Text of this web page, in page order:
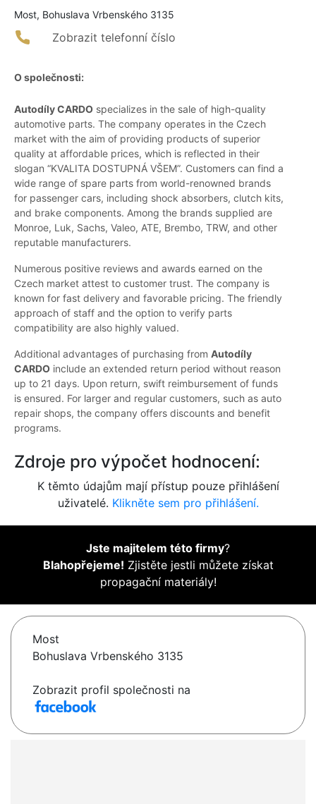
Most, Bohuslava Vrbenského 3135
Zobrazit telefonní číslo
O společnosti:
Autodíly CARDO specializes in the sale of high-quality
automotive parts. The company operates in the Czech
market with the aim of providing products of superior
quality at affordable prices, which is reflected in their
slogan “KVALITA DOSTUPNÁ VŠEM”. Customers can find a
wide range of spare parts from world-renowned brands
for passenger cars, including shock absorbers, clutch kits,
and brake components. Among the brands supplied are
Monroe, Luk, Sachs, Valeo, ATE, Brembo, TRW, and other
reputable manufacturers.
Numerous positive reviews and awards earned on the
Czech market attest to customer trust. The company is
known for fast delivery and favorable pricing. The friendly
approach of staff and the option to verify parts
compatibility are also highly valued.
Additional advantages of purchasing from Autodíly
CARDO include an extended return period without reason
up to 21 days. Upon return, swift reimbursement of funds
is ensured. For larger and regular customers, such as auto
repair shops, the company offers discounts and benefit
programs.
Zdroje pro výpočet hodnocení:
K těmto údajům mají přístup pouze přihlášení
uživatelé. Klikněte sem pro přihlášení.
Jste majitelem této firmy?
Blahopřejeme! Zjistěte jestli můžete získat
propagační materiály!
Most
Bohuslava Vrbenského 3135
Zobrazit profil společnosti na